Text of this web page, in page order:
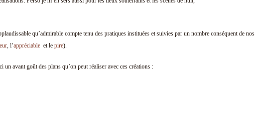
qu’admirable compte tenu des pratiques instituées et suivies par un nombre conséquent de
, l’appréciable et le pire).
avant goût des plans qu’on peut réaliser avec ces créations :